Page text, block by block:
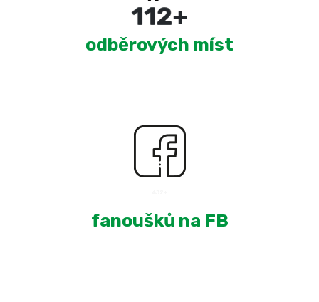
180+
odběrových míst
fanoušků na FB